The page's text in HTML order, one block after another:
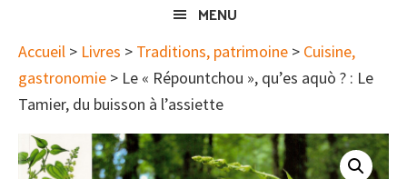
MENU
Accueil > Livres > Traditions, patrimoine > Cuisine,
gastronomie > Le « Répountchou », qu’es aquò ? : Le
Tamier, du buisson à l’assiette